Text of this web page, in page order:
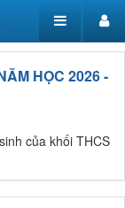
HỌC 2026 -
của khối THCS